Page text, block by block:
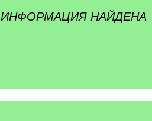
ИНФОРМАЦИЯ НАЙДЕНА